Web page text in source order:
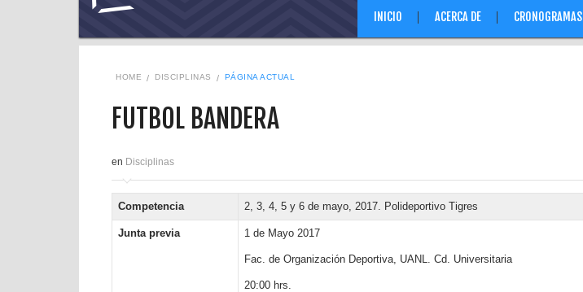
INICIO ACERCA DE CRONOGRAMAS
HOME DISCIPLINAS PÁGINA ACTUAL
FUTBOL BANDERA
en Disciplinas
Competencia 2, 3, 4, 5 y 6 de mayo, 2017. Polideportivo Tigres
Junta previa 1 de Mayo 2017
Fac. de Organización Deportiva, UANL. Cd. Universitaria
20:00 hrs.